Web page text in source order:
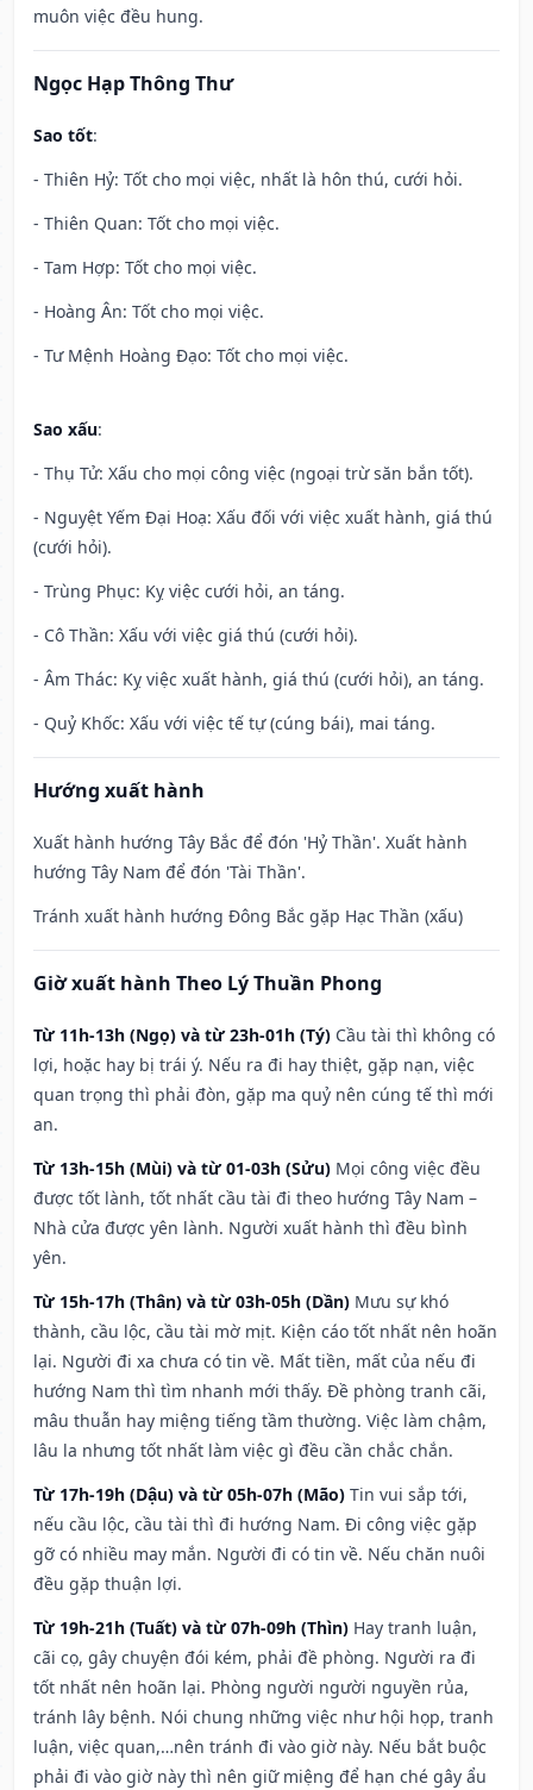
muôn việc đều hung.
Ngọc Hạp Thông Thư
Sao tốt:
- Thiên Hỷ: Tốt cho mọi việc, nhất là hôn thú, cưới hỏi.
- Thiên Quan: Tốt cho mọi việc.
- Tam Hợp: Tốt cho mọi việc.
- Hoàng Ân: Tốt cho mọi việc.
- Tư Mệnh Hoàng Đạo: Tốt cho mọi việc.
Sao xấu:
- Thụ Tử: Xấu cho mọi công việc (ngoại trừ săn bắn tốt).
- Nguyệt Yếm Đại Hoạ: Xấu đối với việc xuất hành, giá thú
(cưới hỏi).
- Trùng Phục: Kỵ việc cưới hỏi, an táng.
- Cô Thần: Xấu với việc giá thú (cưới hỏi).
- Âm Thác: Kỵ việc xuất hành, giá thú (cưới hỏi), an táng.
- Quỷ Khốc: Xấu với việc tế tự (cúng bái), mai táng.
Hướng xuất hành
Xuất hành hướng Tây Bắc để đón 'Hỷ Thần'. Xuất hành
hướng Tây Nam để đón 'Tài Thần'.
Tránh xuất hành hướng Đông Bắc gặp Hạc Thần (xấu)
Giờ xuất hành Theo Lý Thuần Phong
Từ 11h-13h (Ngọ) và từ 23h-01h (Tý) Cầu tài thì không có
lợi, hoặc hay bị trái ý. Nếu ra đi hay thiệt, gặp nạn, việc
quan trọng thì phải đòn, gặp ma quỷ nên cúng tế thì mới
an.
Từ 13h-15h (Mùi) và từ 01-03h (Sửu) Mọi công việc đều
được tốt lành, tốt nhất cầu tài đi theo hướng Tây Nam –
Nhà cửa được yên lành. Người xuất hành thì đều bình
yên.
Từ 15h-17h (Thân) và từ 03h-05h (Dần) Mưu sự khó
thành, cầu lộc, cầu tài mờ mịt. Kiện cáo tốt nhất nên hoãn
lại. Người đi xa chưa có tin về. Mất tiền, mất của nếu đi
hướng Nam thì tìm nhanh mới thấy. Đề phòng tranh cãi,
mâu thuẫn hay miệng tiếng tầm thường. Việc làm chậm,
lâu la nhưng tốt nhất làm việc gì đều cần chắc chắn.
Từ 17h-19h (Dậu) và từ 05h-07h (Mão) Tin vui sắp tới,
nếu cầu lộc, cầu tài thì đi hướng Nam. Đi công việc gặp
gỡ có nhiều may mắn. Người đi có tin về. Nếu chăn nuôi
đều gặp thuận lợi.
Từ 19h-21h (Tuất) và từ 07h-09h (Thìn) Hay tranh luận,
cãi cọ, gây chuyện đói kém, phải đề phòng. Người ra đi
tốt nhất nên hoãn lại. Phòng người người nguyền rủa,
tránh lây bệnh. Nói chung những việc như hội họp, tranh
luận, việc quan,…nên tránh đi vào giờ này. Nếu bắt buộc
phải đi vào giờ này thì nên giữ miệng để hạn ché gây ẩu